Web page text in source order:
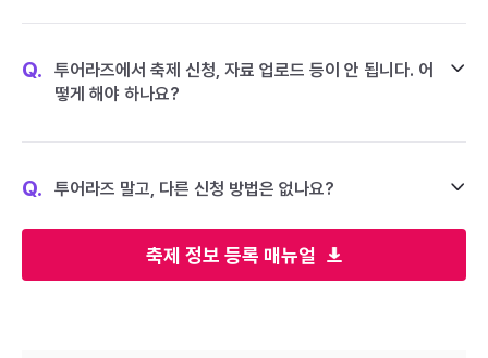
축제 정보 등록 매뉴얼
Q.
투어라즈에서 축제 신청, 자료 업로드 등이 안 됩니다. 어
떻게 해야 하나요?
Q. 투어라즈 말고, 다른 신청 방법은 없나요?